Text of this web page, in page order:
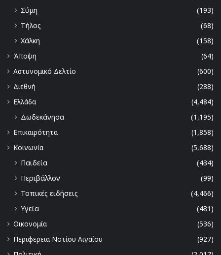
Σύμη
(193)
Τήλος
(68)
Χάλκη
(158)
Άποψη
(64)
Αστυνομικό Δελτίο
(600)
Διεθνή
(288)
Ελλάδα
(4,484)
Δωδεκάνησα
(1,195)
Επικαιρότητα
(1,858)
Κοινωνία
(5,688)
Παιδεία
(434)
Περιβάλλον
(99)
Τοπικές ειδήσεις
(4,466)
Υγεία
(481)
Οικονομία
(536)
Περιφερεια Νοτίου Αιγαίου
(927)